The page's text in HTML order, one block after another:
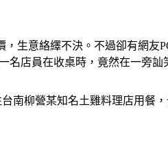
生意絡繹不決。不過卻有網
名店員在收桌時，竟然在一旁訕
南柳營某知名土雞料理店用